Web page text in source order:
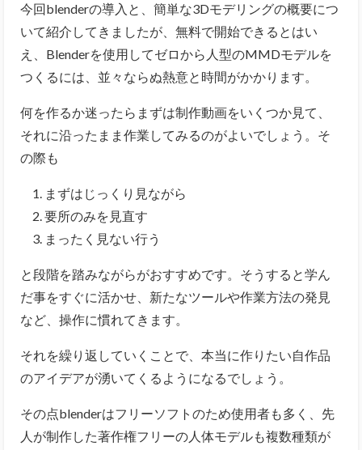
今回blenderの導入と、簡単な3Dモデリングの概要につ
いて紹介してきましたが、無料で開始できるとはい
え、Blenderを使用してゼロから人型のMMDモデルを
つくるには、並々ならぬ熱意と時間がかかります。
何を作るか迷ったらまずは制作動画をいくつか見て、
それに沿ったまま作業してみるのがよいでしょう。そ
の際も
まずはじっくり見ながら
要所のみを見直す
まったく見ない行う
と段階を踏みながらがおすすめです。 そうすると学ん
だ事をすぐに活かせ、新たなツールや作業方法の発見
など、操作に慣れてきます。
それを繰り返していくことで、本当に作りたい自作品
のアイデアが湧いてくるようになるでしょう。
その点blenderはフリーソフトのため使用者も多く、先
人が制作した著作権フリーの人体モデルも複数種類が